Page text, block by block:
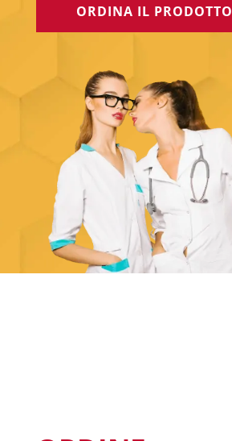
ORDINA IL PRODOTTO